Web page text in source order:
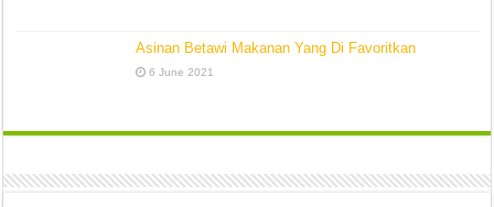
Asinan Betawi Makanan Yang Di Favoritkan
6 June 2021